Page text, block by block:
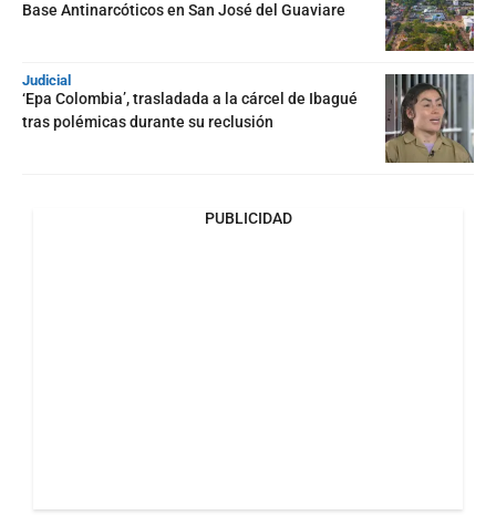
Base Antinarcóticos en San José del Guaviare
Judicial
‘Epa Colombia’, trasladada a la cárcel de Ibagué
tras polémicas durante su reclusión
PUBLICIDAD